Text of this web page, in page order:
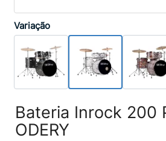
Variação
Bateria Inrock 200
ODERY